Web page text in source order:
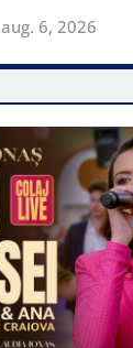
aug. 6, 2026